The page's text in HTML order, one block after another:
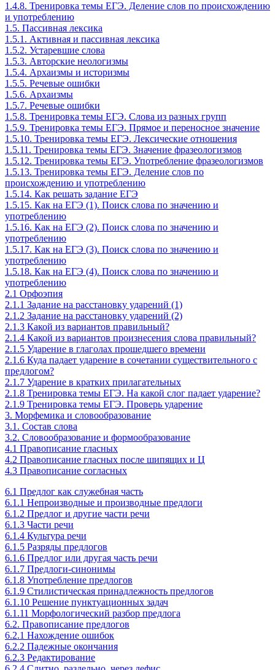
1.4.8. Тренировка темы ЕГЭ. Деление слов по происхождению
и употреблению
1.5. Пассивная лексика
1.5.1. Активная и пассивная лексика
1.5.2. Устаревшие слова
1.5.3. Авторские неологизмы
1.5.4. Архаизмы и историзмы
1.5.5. Речевые ошибки
1.5.6. Архаизмы
1.5.7. Речевые ошибки
1.5.8. Тренировка темы ЕГЭ. Слова из разных групп
1.5.9. Тренировка темы ЕГЭ. Прямое и переносное значение
1.5.10. Тренировка темы ЕГЭ. Лексические отношения
1.5.11. Тренировка темы ЕГЭ. Значение фразеологизмов
1.5.12. Тренировка темы ЕГЭ. Употребление фразеологизмов
1.5.13. Тренировка темы ЕГЭ. Деление слов по
происхождению и употреблению
1.5.14. Как решать задание ЕГЭ
1.5.15. Как на ЕГЭ (1). Поиск слова по значению и
употреблению
1.5.16. Как на ЕГЭ (2). Поиск слова по значению и
употреблению
1.5.17. Как на ЕГЭ (3). Поиск слова по значению и
употреблению
1.5.18. Как на ЕГЭ (4). Поиск слова по значению и
употреблению
2.1 Орфоэпия
2.1.1 Задание на расстановку ударений (1)
2.1.2 Задание на расстановку ударений (2)
2.1.3 Какой из вариантов правильный?
2.1.4 Какой из вариантов произнесения слова правильный?
2.1.5 Ударение в глаголах прошедшего времени
2.1.6 Куда падает ударение в сочетании существительного с
предлогом?
2.1.7 Ударение в кратких прилагательных
2.1.8 Тренировка темы ЕГЭ. На какой слог падает ударение?
2.1.9 Тренировка темы ЕГЭ. Проверь ударение
3. Морфемика и словообразование
3.1. Состав слова
3.2. Словообразование и формообразование
4.1 Правописание гласных
4.2 Правописание гласных после шипящих и Ц
4.3 Правописание согласных
6.1 Предлог как служебная часть
6.1.1 Непроизводные и производные предлоги
6.1.2 Предлог и другие части речи
6.1.3 Части речи
6.1.4 Культура речи
6.1.5 Разряды предлогов
6.1.6 Предлог или другая часть речи
6.1.7 Предлоги-синонимы
6.1.8 Употребление предлогов
6.1.9 Стилистическая принадлежность предлогов
6.1.10 Решение пунктуационных задач
6.1.11 Морфологический разбор предлога
6.2. Правописание предлогов
6.2.1 Нахождение ошибок
6.2.2 Падежные окончания
6.2.3 Редактирование